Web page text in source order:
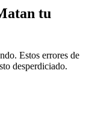
tu
Estos errores de
desperdiciado.